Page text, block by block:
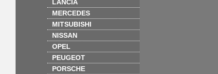
LANCIA
MERCEDES
MITSUBISHI
NISSAN
OPEL
PEUGEOT
PORSCHE